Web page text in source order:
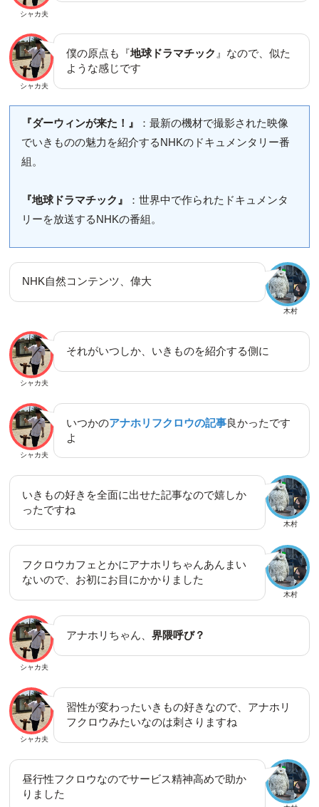
シャカ夫
シャカ夫
僕の原点も『地球ドラマチック 』なので、似た
ような感じです
『ダーウィンが来た！』
：最新の機材で撮影された映像
でいきものの魅力を紹介するNHKのドキュメンタリー番
組。
『地球ドラマチック』
：世界中で作られたドキュメンタ
リーを放送するNHKの番組。
木村
NHK自然コンテンツ、偉大
シャカ夫
それがいつしか、いきものを紹介する側に
シャカ夫
いつかのアナホリフクロウの記事良かったです
よ
木村
いきもの好きを全面に出せた記事なので嬉しか
ったですね
木村
フクロウカフェとかにアナホリちゃんあんまい
ないので、お初にお目にかかりました
シャカ夫
アナホリちゃん、界隈呼び？
シャカ夫
習性が変わったいきもの好きなので、アナホリ
フクロウみたいなのは刺さりますね
昼行性フクロウなのでサービス精神高めで助か
りました